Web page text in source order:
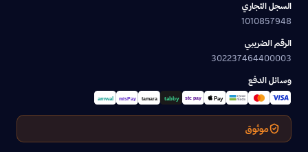
السجل التجاري
1010857948
الرقم الضريبي
302237464400003
وسائل الدفع
موثوق